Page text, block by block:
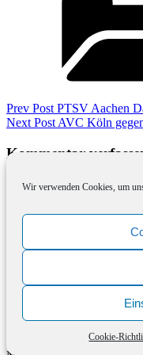
Wir verwenden Cookies, um
Cookie-
Previous
Post
Prev Post PTSV Aachen
Next
Next Post AVC Köln
Kommentar
Deine E-Mail-Adresse